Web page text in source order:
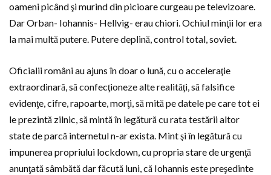
oameni picând şi murind din picioare curgeau pe televizoare.
Dar Orban- Iohannis- Hellvig- erau chiori. Ochiul minţii lor era
la mai multă putere. Putere deplină, control total, soviet.
Oficialii români au ajuns în doar o lună, cu o acceleraţie
extraordinară, să confecţioneze alte realităţi, să falsifice
evidenţe, cifre, rapoarte, morţi, să mită pe datele pe care tot ei
le prezintă zilnic, să mintă în legătură cu rata testării altor
state de parcă internetul n-ar exista. Mint şi în legătură cu
impunerea propriului lockdown, cu propria stare de urgenţă
anunţată sâmbătă dar făcută luni, că Iohannis este preşedinte